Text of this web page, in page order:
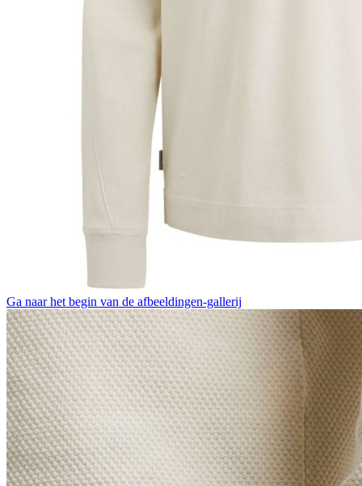
Ga naar het begin van de afbeeldingen-gallerij